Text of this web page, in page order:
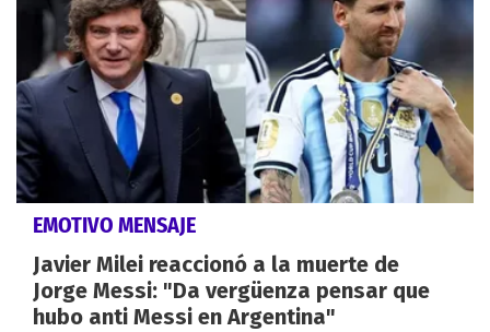
EMOTIVO MENSAJE
Javier Milei reaccionó a la muerte de
Jorge Messi: "Da vergüenza pensar que
hubo anti Messi en Argentina"